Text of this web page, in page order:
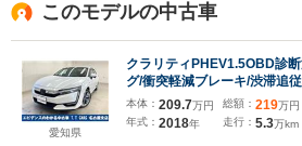
このモデルの中古車
愛知県
クラリティPHEV1.5OBD診
グ/衝突軽減ブレーキ/渋滞追
ルーズコントロール/車線維持
ムスムースコンビシート/シー
ション/インターナビ
本体： 209.7万円
年式： 2018年
総額： 219万円
走行： 5.3万km